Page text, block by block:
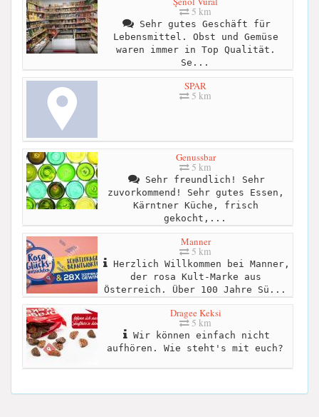
5 km
Sehr gutes Geschäft für
Lebensmittel. Obst und Gemüse
waren immer in Top Qualität.
Se...
SPAR
5 km
Genussbar
5 km
Sehr freundlich! Sehr
zuvorkommend! Sehr gutes Essen,
Kärntner Küche, frisch
gekocht,...
Manner
5 km
Herzlich Willkommen bei Manner,
der rosa Kult-Marke aus
Österreich. Über 100 Jahre Sü...
Dragee Keksi
5 km
Wir können einfach nicht
aufhören. Wie steht's mit euch?